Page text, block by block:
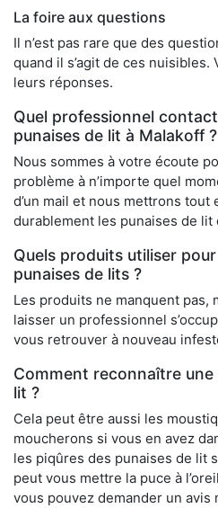
La foire aux questions
Il n’est pas rare que des
quand il s’agit de ces
leurs réponses.
Quel professionnel
punaises de lit à Malakoff ?
Nous sommes à votre écoute
problème à n’importe quel
d’un mail et nous mettrons
durablement les punaises de lit
Quels produits utiliser
punaises de lits ?
Les produits ne manquent pas,
laisser un professionnel
vous retrouver à nouveau
Comment reconnaître
lit ?
Cela peut être aussi les
moucherons si vous en avez
les piqûres des punaises de lit
peut vous mettre la puce à
vous pouvez demander un avis